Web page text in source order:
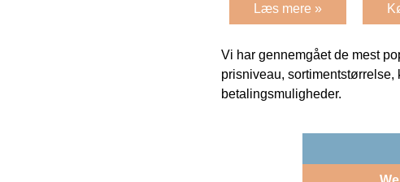
Læs mere »
Vi har gennemgået de mest
prisniveau,
betalingsmuligheder.